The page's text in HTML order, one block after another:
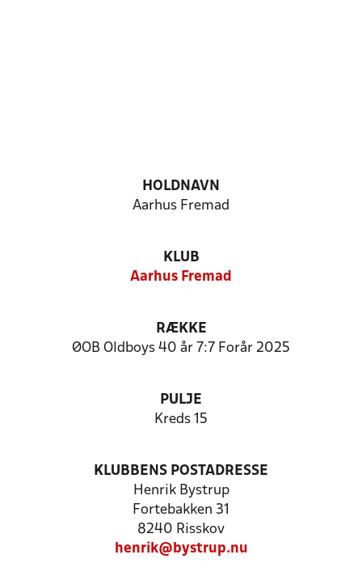
HOLDNAVN
Aarhus Fremad
KLUB
Aarhus Fremad
RÆKKE
ØOB Oldboys 40 år 7:7 Forår 2025
PULJE
Kreds 15
KLUBBENS POSTADRESSE
Henrik Bystrup
Fortebakken 31
8240 Risskov
henrik@bystrup.nu